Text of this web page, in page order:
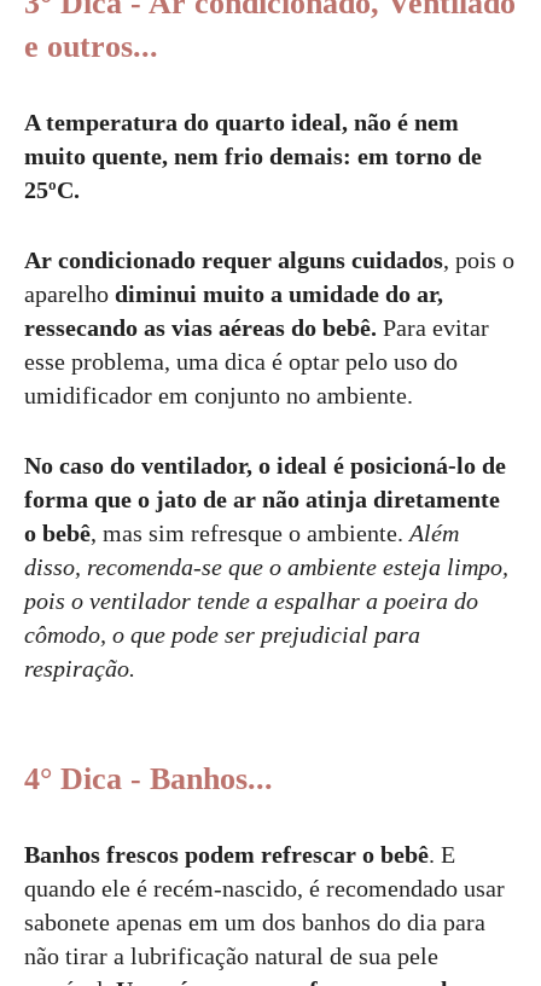
e outros...
A temperatura do quarto ideal, não é nem
muito quente, nem frio demais: em torno de
25ºC.
Ar condicionado requer alguns cuidados, pois o
aparelho diminui muito a umidade do ar,
ressecando as vias aéreas do bebê. Para evitar
esse problema, uma dica é optar pelo uso do
umidificador em conjunto no ambiente.
No caso do ventilador, o ideal é posicioná-lo de
forma que o jato de ar não atinja diretamente
o bebê, mas sim refresque o ambiente. Além
disso, recomenda-se que o ambiente esteja limpo,
pois o ventilador tende a espalhar a poeira do
cômodo, o que pode ser prejudicial para
respiração.
4° Dica - Banhos...
Banhos frescos podem refrescar o bebê. E
quando ele é recém-nascido, é recomendado usar
sabonete apenas em um dos banhos do dia para
não tirar a lubrificação natural de sua pele